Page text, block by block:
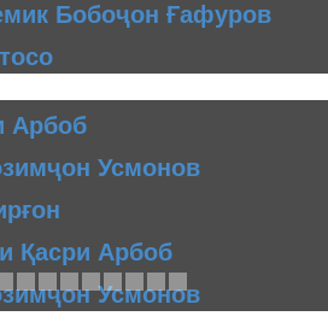
Бобоҷон Ғафуров
Арбоб
Усмонов
Қасри Арбоб
Усмонов